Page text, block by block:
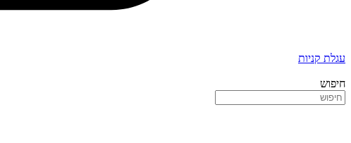
עגלת קניות
חיפוש